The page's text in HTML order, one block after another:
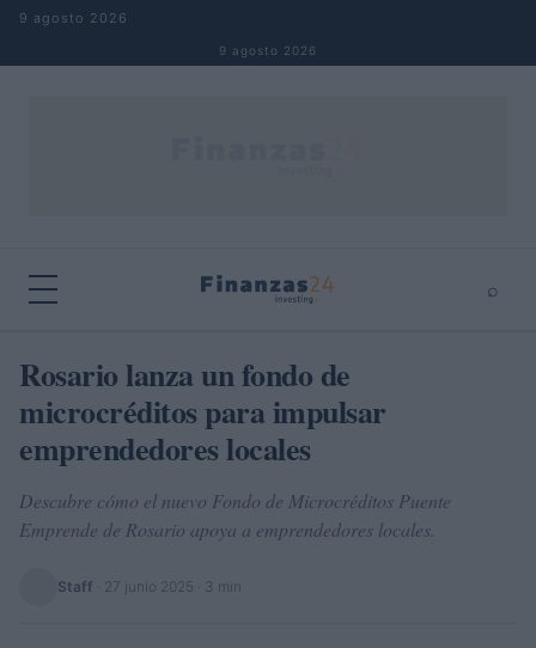
Saltar al contenido
9 agosto 2026
9 agosto 2026
⌕
Buscar
Rosario lanza un fondo de
microcréditos para impulsar
emprendedores locales
Descubre cómo el nuevo Fondo de Microcréditos Puente
Emprende de Rosario apoya a emprendedores locales.
Staff 27 junio 2025 · 3 min